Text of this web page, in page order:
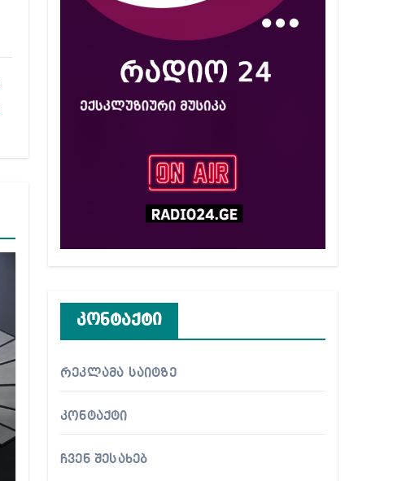
კონტაქტი
რეკლამა საიტზე
კონტაქტი
ჩვენ შესახებ